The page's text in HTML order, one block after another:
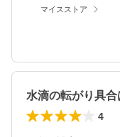
マイスストア
水滴の転がり具
4